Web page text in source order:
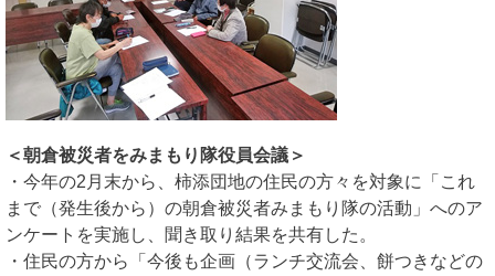
＜朝倉被災者をみまもり隊役員会議＞
・今年の2月末から、柿添団地の住民の方々を対象に「これ
まで（発生後から）の朝倉被災者みまもり隊の活動」へのア
ンケートを実施し、聞き取り結果を共有した。
・住民の方から「今後も企画（ランチ交流会、餅つきなどの